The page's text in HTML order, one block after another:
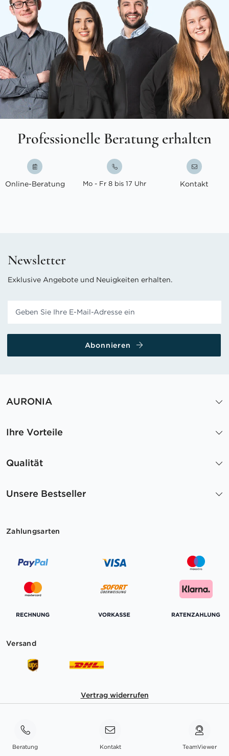
Professionelle Beratung erhalten
Online-Beratung Mo - Fr 8 bis 17 Uhr Kontakt
Newsletter
Exklusive Angebote und Neuigkeiten erhalten.
Abonnieren
AURONIA
Ihre Vorteile
Qualität
Unsere Bestseller
Zahlungsarten
Versand
Vertrag widerrufen
Beratung Kontakt TeamViewer